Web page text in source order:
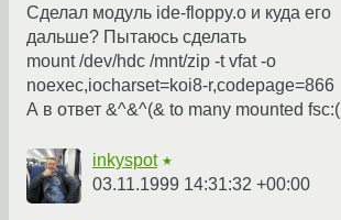
Сделал модуль ide-floppy.o и куда его
дальше? Пытаюсь сделать
mount /dev/hdc /mnt/zip -t vfat -o
noexec,iocharset=koi8-r,codepage=866
А в ответ &^&^(& to many mounted fsc:(
inkyspot ★
03.11.1999 14:31:32 +00:00